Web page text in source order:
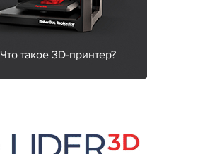
Что такое 3D-принтер?